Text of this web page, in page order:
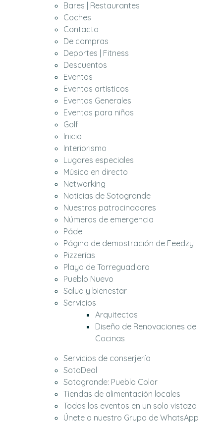
Bares | Restaurantes
Coches
Contacto
De compras
Deportes | Fitness
Descuentos
Eventos
Eventos artísticos
Eventos Generales
Eventos para niños
Golf
Inicio
Interiorismo
Lugares especiales
Música en directo
Networking
Noticias de Sotogrande
Nuestros patrocinadores
Números de emergencia
Pádel
Página de demostración de Feedzy
Pizzerías
Playa de Torreguadiaro
Pueblo Nuevo
Salud y bienestar
Servicios
Arquitectos
Diseño de Renovaciones de
Cocinas
Servicios de conserjería
SotoDeal
Sotogrande: Pueblo Color
Tiendas de alimentación locales
Todos los eventos en un solo vistazo
Únete a nuestro Grupo de WhatsApp